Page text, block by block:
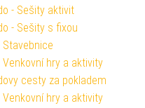
- Sešity aktivit
- Sešity s fixou
Stavebnice
Venkovní hry a aktivity
cesty za pokladem
Venkovní hry a aktivity